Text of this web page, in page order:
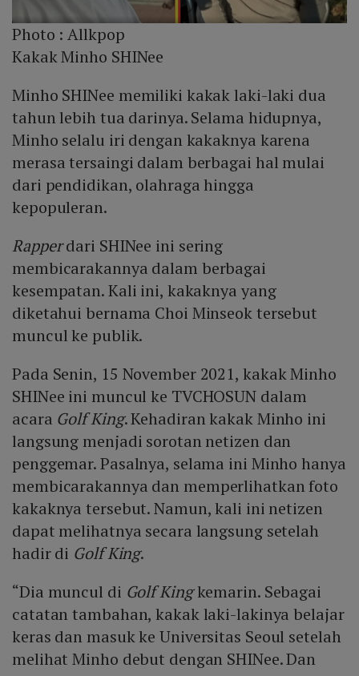
Photo :Allkpop
Kakak Minho SHINee
Minho SHINee memiliki kakak laki-laki dua
tahun lebih tua darinya. Selama hidupnya,
Minho selalu iri dengan kakaknya karena
merasa tersaingi dalam berbagai hal mulai
dari pendidikan, olahraga hingga
kepopuleran.
Rapperdari SHINee ini sering
membicarakannya dalam berbagai
kesempatan. Kali ini, kakaknya yang
diketahui bernama Choi Minseok tersebut
muncul ke publik.
Pada Senin, 15 November 2021, kakak Minho
SHINee ini muncul ke TVCHOSUN dalam
acara Golf King. Kehadiran kakak Minho ini
langsung menjadi sorotan netizen dan
penggemar. Pasalnya, selama ini Minho hanya
membicarakannya dan memperlihatkan foto
kakaknya tersebut. Namun, kali ini netizen
dapat melihatnya secara langsung setelah
hadir di Golf King.
“Dia muncul di Golf Kingkemarin. Sebagai
catatan tambahan, kakak laki-lakinya belajar
keras dan masuk ke Universitas Seoul setelah
melihat Minho debut dengan SHINee. Dan